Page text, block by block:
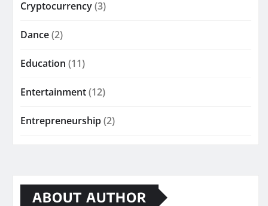
Cryptocurrency(3)
Dance(2)
Education (11)
Entertainment(12)
Entrepreneurship(2)
ABOUT AUTHOR